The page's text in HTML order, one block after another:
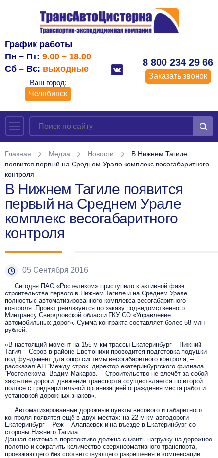
График работы
Пн – Пт: 9.00 – 18.00
Сб – Вс: выходные
Ваш город:
Челябинск
8 800 234 29 66
Заказать звонок
Главная Медиа Новости
В Нижнем Тагиле
появится первый на Среднем Урале комплекс весогабаритного
контроля
В Нижнем Тагиле появится
первый на Среднем Урале
комплекс весогабаритного
контроля
05 Сентября 2016
Сегодня ПАО «Ростелеком» приступило к активной фазе
строительства первого в Нижнем Тагиле и на Среднем Урале
полностью автоматизированного комплекса весогабаритного
контроля. Проект реализуется по заказу подведомственного
Минтрансу Свердловской области ГКУ СО «Управление
автомобильных дорог». Сумма контракта составляет более 58 млн
рублей.
«В настоящий момент на 155-м км трассы Екатеринбург – Нижний
Тагил – Серов в районе Евстюнихи проводится подготовка подушки
под фундамент для опор системы весогабаритного контроля, –
рассказал АН “Между строк” директор екатеринбургского филиала
“Ростелекома” Вадим Макаров. – Строительство не влечёт за собой
закрытие дороги: движение транспорта осуществляется по второй
полосе с предварительной организацией ограждения места работ и
установкой дорожных знаков».
Автоматизированные дорожные пункты весового и габаритного
контроля появятся ещё в двух местах: на 22-м км автодороги
Екатеринбург – Реж – Алапаевск и на въезде в Екатеринбург со
стороны Нижнего Тагила.
Данная система в перспективе должна снизить нагрузку на дорожное
полотно и сократить количество сверхнормативного транспорта,
проезжающего без соответствующего разрешения и компенсации.